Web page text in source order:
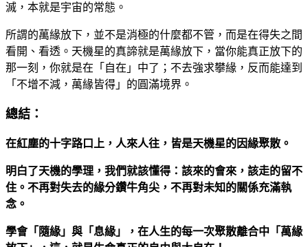
滅，本就是宇宙的常態。
所謂的萬緣放下，並不是消極的什麼都不管，而是在得失之間
看開、看透。天機星的真諦就是萬緣放下，當你能真正放下的
那一刻，你就是在「自在」中了；不去強求攀緣，反而能達到
「不增不減，萬緣皆得」的圓滿境界。
總結：
在紅塵的十字路口上，人來人往，皆是天機星的因緣聚散。
明白了天機的學理，我們就該懂得：該來的會來，該走的留不
住。不再對失去的緣分鑽牛角尖，不再對未知的關係充滿執
念。
學會「隨緣」與「息緣」，在人生的每一次聚散離合中「萬緣